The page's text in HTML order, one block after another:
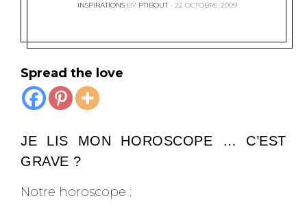
INSPIRATIONS BY PTIBOUT 22 OCTOBRE 2009
Spread the love
JE LIS MON HOROSCOPE … C’EST
GRAVE ?
Notre horoscope :